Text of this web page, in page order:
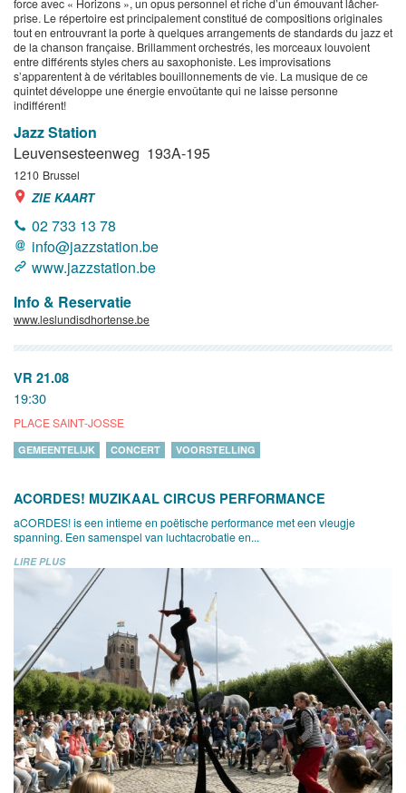
force avec « Horizons », un opus personnel et riche d’un émouvant lâcher-
prise. Le répertoire est principalement constitué de compositions originales
tout en entrouvrant la porte à quelques arrangements de standards du jazz et
de la chanson française. Brillamment orchestrés, les morceaux louvoient
entre différents styles chers au saxophoniste. Les improvisations
s’apparentent à de véritables bouillonnements de vie. La musique de ce
quintet développe une énergie envoûtante qui ne laisse personne
indifférent!
Jazz Station
Leuvensesteenweg 193A-195
1210 Brussel
ZIE KAART
02 733 13 78
info@jazzstation.be
www.jazzstation.be
Info & Reservatie
www.leslundisdhortense.be
VR 21.08
19:30
PLACE SAINT-JOSSE
GEMEENTELIJK CONCERT VOORSTELLING
ACORDES! MUZIKAAL CIRCUS PERFORMANCE
aCORDES! is een intieme en poëtische performance met een vleugje
spanning. Een samenspel van luchtacrobatie en...
LIRE PLUS